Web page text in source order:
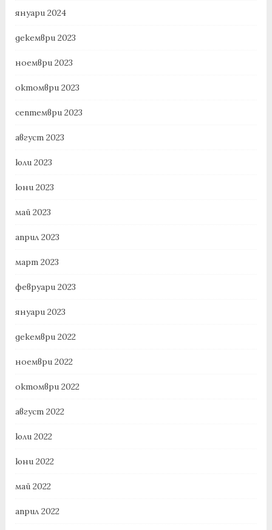
януари 2024
декември 2023
ноември 2023
октомври 2023
септември 2023
август 2023
юли 2023
юни 2023
май 2023
април 2023
март 2023
февруари 2023
януари 2023
декември 2022
ноември 2022
октомври 2022
август 2022
юли 2022
юни 2022
май 2022
април 2022